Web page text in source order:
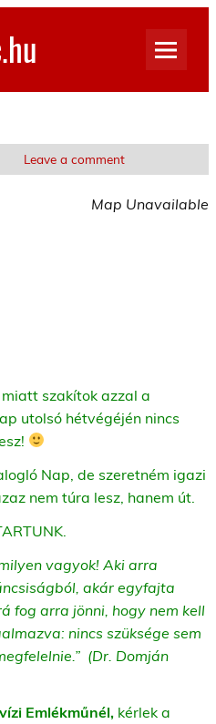
Leave a comment
Map Unavailable
szakítok azzal a
utolsó hétvégéjén nincs
Nap, de szeretném igazi
nem túra lesz, hanem út.
vagyok! Aki arra
akár egyfajta
fog arra jönni, hogy nem kell
nincs szüksége sem
(Dr. Domján
Emlékműnél, kérlek a